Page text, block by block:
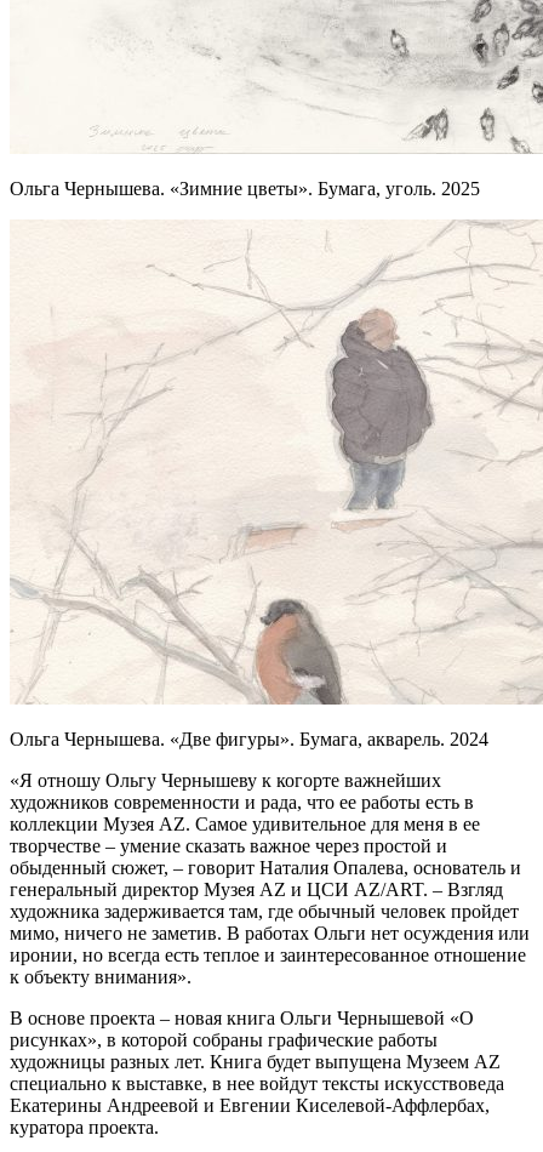
Ольга Чернышева. «Зимние цветы». Бумага, уголь. 2025
Ольга Чернышева. «Две фигуры». Бумага, акварель. 2024
«Я отношу Ольгу Чернышеву к когорте важнейших
художников современности и рада, что ее работы есть в
коллекции Музея AZ. Самое удивительное для меня в ее
творчестве – умение сказать важное через простой и
обыденный сюжет, – говорит Наталия Опалева, основатель и
генеральный директор Музея AZ и ЦСИ AZ/ART. – Взгляд
художника задерживается там, где обычный человек пройдет
мимо, ничего не заметив. В работах Ольги нет осуждения или
иронии, но всегда есть теплое и заинтересованное отношение
к объекту внимания».
В основе проекта – новая книга Ольги Чернышевой «О
рисунках», в которой собраны графические работы
художницы разных лет. Книга будет выпущена Музеем AZ
специально к выставке, в нее войдут тексты искусствоведа
Екатерины Андреевой и Евгении Киселевой-Аффлербах,
куратора проекта.